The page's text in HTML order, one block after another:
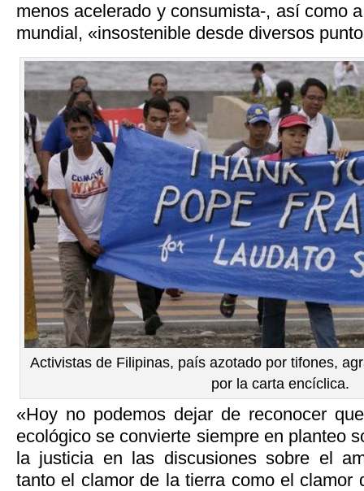
menos acelerado y consumista-, así como
mundial, «insostenible desde diversos
Activistas de Filipinas, país azotado por tifones,
por la carta encíclica.
«Hoy no podemos dejar de reconocer
ecológico se convierte siempre en planteo
la justicia en las discusiones sobre el
tanto el clamor de la tierra como el clamor